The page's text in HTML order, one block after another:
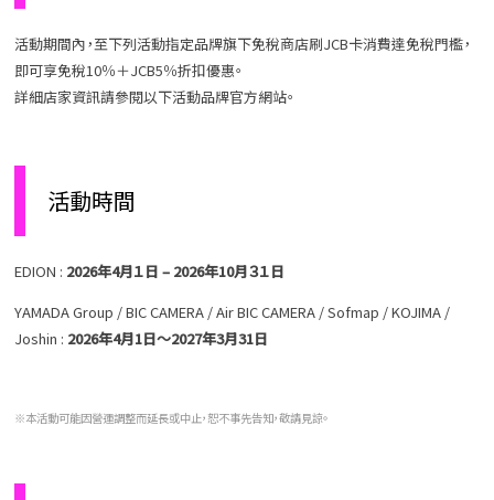
活動期間內，至下列活動指定品牌旗下免稅商店刷JCB卡消費達免稅門檻，
即可享免稅10％＋JCB5％折扣優惠。
詳細店家資訊請參閱以下活動品牌官方網站。
活動時間
EDION : 2026年4月１日 – 2026年10月３１日
YAMADA Group / BIC CAMERA / Air BIC CAMERA / Sofmap / KOJIMA /
Joshin : 2026年4月1日～2027年3月31日
※本活動可能因營運調整而延長或中止，恕不事先告知，敬請見諒。